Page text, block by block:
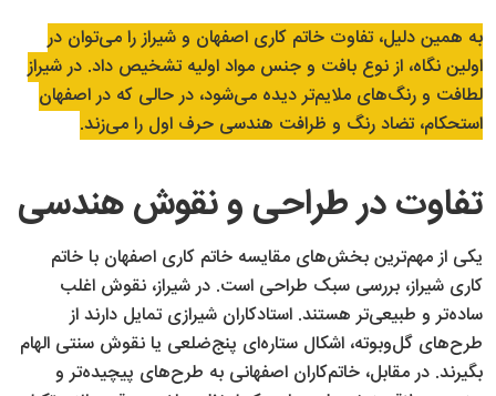
به همین دلیل، تفاوت خاتم کاری اصفهان و شیراز را می‌توان در
اولین نگاه، از نوع بافت و جنس مواد اولیه تشخیص داد. در شیراز
لطافت و رنگ‌های ملایم‌تر دیده می‌شود، در حالی که در اصفهان
استحکام، تضاد رنگ و ظرافت هندسی حرف اول را می‌زند.
تفاوت در طراحی و نقوش هندسی
یکی از مهم‌ترین بخش‌های مقایسه خاتم کاری اصفهان با خاتم
کاری شیراز، بررسی سبک طراحی است. در شیراز، نقوش اغلب
ساده‌تر و طبیعی‌تر هستند. استادکاران شیرازی تمایل دارند از
طرح‌های گل‌وبوته، اشکال ستاره‌ای پنج‌ضلعی یا نقوش سنتی الهام
بگیرند. در مقابل، خاتم‌کاران اصفهانی به طرح‌های پیچیده‌تر و